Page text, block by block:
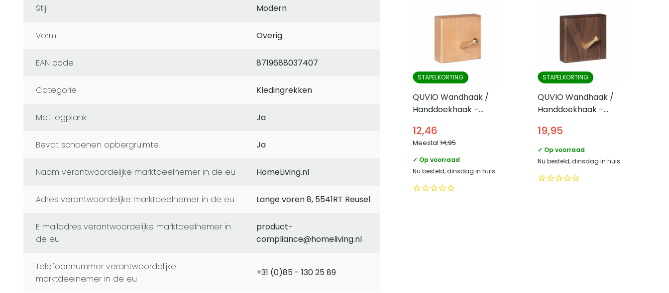
Stijl Modern
Vorm Overig
EAN code 8719688037407
Categorie Kledingrekken
Met legplank Ja
Bevat schoenen opbergruimte Ja
naam verantwoordelijke marktdeelnemer in de eu HomeLiving.nl
adres verantwoordelijke marktdeelnemer in de eu Lange voren 8, 5541RT Reusel
e mailadres verantwoordelijke marktdeelnemer in
de eu
product-
compliance@homeliving.nl
telefoonnummer verantwoordelijke
marktdeelnemer in de eu
+31 (0)85 - 130 25 89
STAPELKORTING
QUVIO Wandhaak /
Handdoekhaak –
12,46
Meestal14,95
✓ Op voorraad
Nu besteld, dinsdag in huis
STAPELKORTING
QUVIO Wandhaak /
Handdoekhaak –
19,95
✓ Op voorraad
Nu besteld, dinsdag in huis